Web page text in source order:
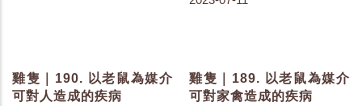
狀
2023-08-15
2023-08-10